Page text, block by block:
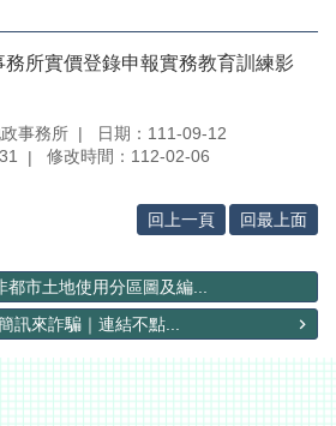
所實價登錄申報實務教育訓練影
事務所
日期：111-09-12
修改時間：112-02-06
回上一頁 回最上面
都市土地使用分區圖及編...
訊來詐騙｜連結不點...